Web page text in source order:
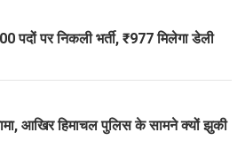
पदों पर निकली भर्ती, ₹977 मिलेगा डेली
आखिर हिमाचल पुलिस के सामने क्यों झुकी